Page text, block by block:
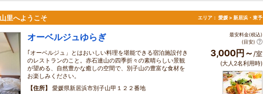
里へようこそ エリア： 愛媛 > 新居浜・東予
オーベルジュゆらぎ
｢オーベルジュ」とはおいしい料理を堪能できる宿泊施設付き
のレストランのこと。赤石連山の四季折々の素晴らしい景観
が望める、自然豊かな癒しの空間で、別子山の豊富な食材を
お楽しみください。
住所
愛媛県新居浜市別子山甲１２２番地
最安料金(税込)
(目安)
3,000円～ /室
(大人2名利用時)